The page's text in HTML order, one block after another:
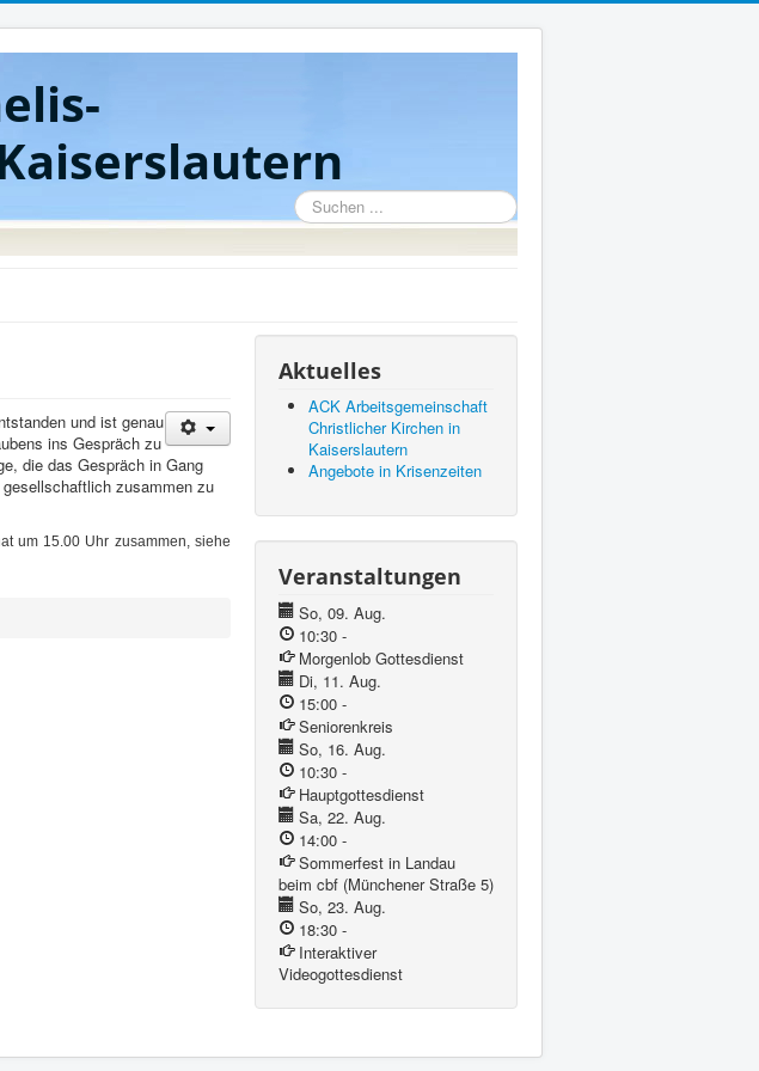
Suchen
...
und ist genau
ins Gespräch zu
die das Gespräch in Gang
zusammen zu
um 15.00 Uhr zusammen, siehe
Aktuelles
ACK Arbeitsgemeinschaft
Christlicher Kirchen in
Kaiserslautern
Angebote in Krisenzeiten
Veranstaltungen
So, 09. Aug.
10:30 -
Morgenlob Gottesdienst
Di, 11. Aug.
15:00 -
Seniorenkreis
So, 16. Aug.
10:30 -
Hauptgottesdienst
Sa, 22. Aug.
14:00 -
Sommerfest in Landau
beim cbf (Münchener Straße 5)
So, 23. Aug.
18:30 -
Interaktiver
Videogottesdienst